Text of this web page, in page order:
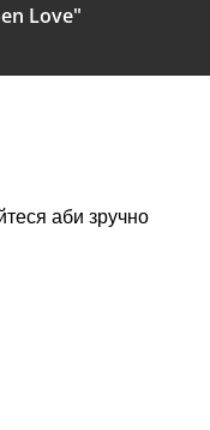
Love"
аби зручно